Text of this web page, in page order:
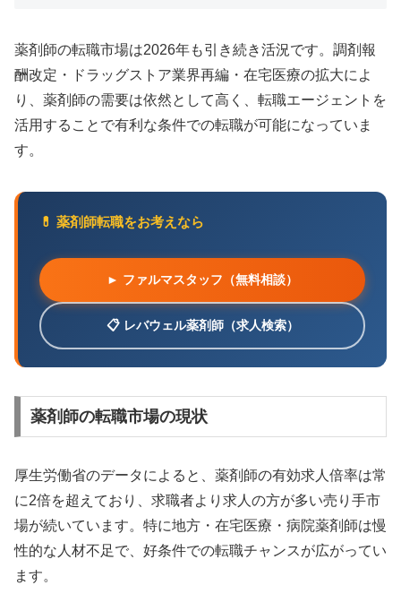
薬剤師の転職市場は2026年も引き続き活況です。調剤報
酬改定・ドラッグストア業界再編・在宅医療の拡大によ
り、薬剤師の需要は依然として高く、転職エージェントを
活用することで有利な条件での転職が可能になっていま
す。
💊 薬剤師転職をお考えなら
► ファルマスタッフ（無料相談）
📋 レバウェル薬剤師（求人検索）
薬剤師の転職市場の現状
厚生労働省のデータによると、薬剤師の有効求人倍率は常
に2倍を超えており、求職者より求人の方が多い売り手市
場が続いています。特に地方・在宅医療・病院薬剤師は慢
性的な人材不足で、好条件での転職チャンスが広がってい
ます。